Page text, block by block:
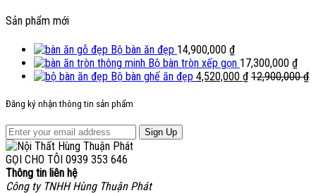
Sản phẩm mới
Bộ bàn ăn đẹp 14,900,000 ₫
Bộ bàn tròn xếp gọn 17,300,000 ₫
Bộ bàn ghế ăn đẹp 4,520,000 ₫ 12,900,000₫
Đăng ký nhận thông tin sản phẩm
Sign Up
GỌI CHO TÔI 0939 353 646
Thông tin liên hệ
Công ty TNHH Hùng Thuận Phát